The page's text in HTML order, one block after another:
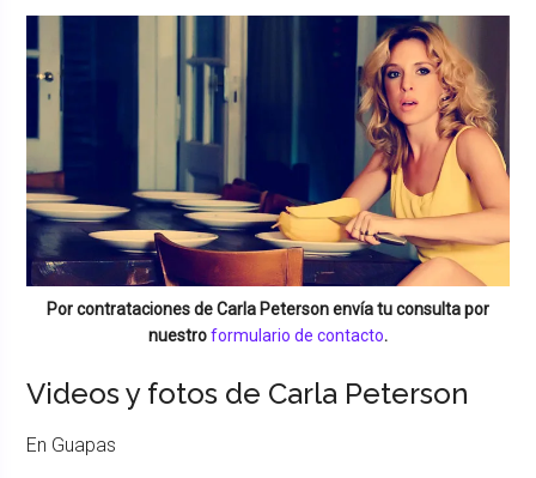
Por contrataciones deCarla Petersonenvía tu consulta por
nuestroformulario de contacto.
Videos y fotos de Carla Peterson
En Guapas